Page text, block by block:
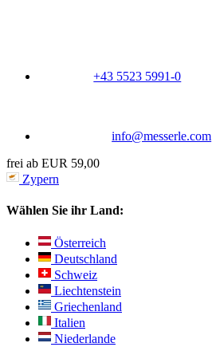
+43 5523 5991-0
info@messerle.com
frei ab EUR 59,00
Zypern
Wählen Sie ihr Land:
Österreich
Deutschland
Schweiz
Liechtenstein
Griechenland
Italien
Niederlande